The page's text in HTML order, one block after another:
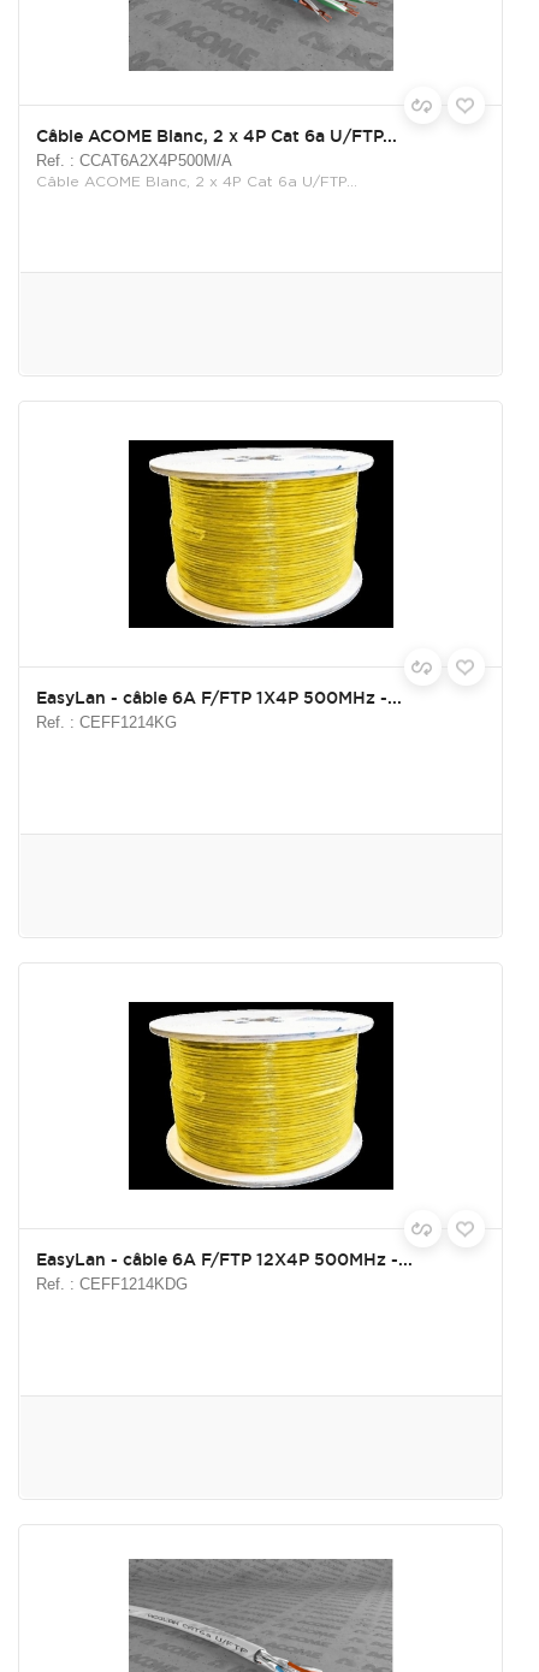
Câble ACOME Blanc, 2 x 4P Cat 6a U/FTP...
Ref. : CCAT6A2X4P500M/A
Câble ACOME Blanc, 2 x 4P Cat 6a U/FTP...
EasyLan - câble 6A F/FTP 1X4P 500MHz -...
Ref. : CEFF1214KG
EasyLan - câble 6A F/FTP 12X4P 500MHz -...
Ref. : CEFF1214KDG